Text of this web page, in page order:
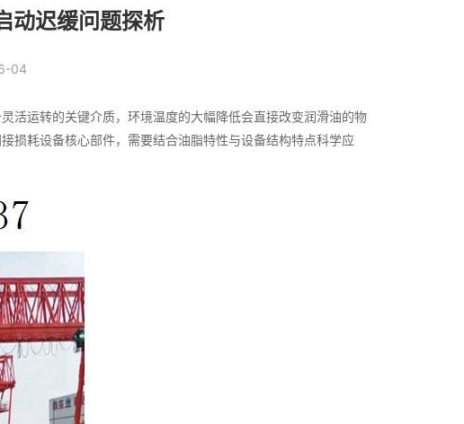
动迟缓问题探析
04
活运转的关键介质，环境温度的大幅降低会直接改变润滑油的物
损耗设备核心部件，需要结合油脂特性与设备结构特点科学应